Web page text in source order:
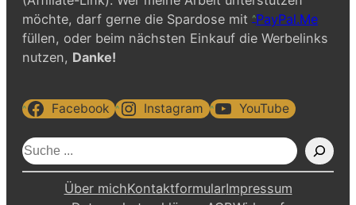
möchte, darf gerne die Spardose mit PayPal.Me
füllen, oder beim nächsten Einkauf die Werbelinks
nutzen, Danke!
Facebook Instagram YouTube
S
u
Über michKontaktformularImpressum